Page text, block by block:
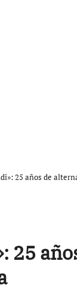
25 años de
25